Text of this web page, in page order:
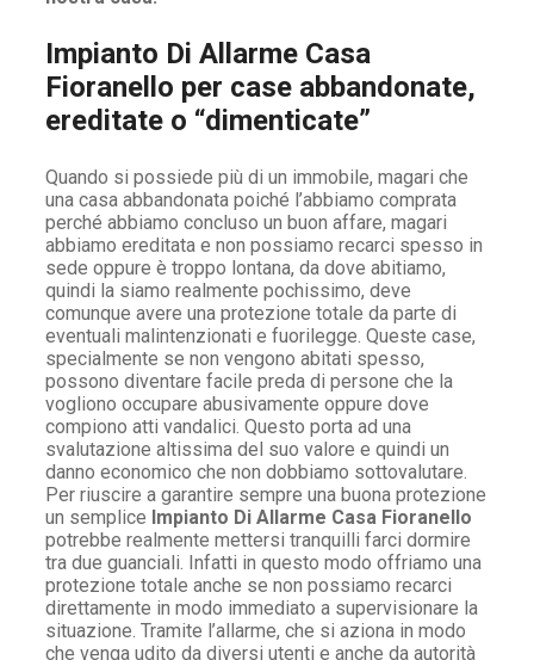
Impianto Di Allarme Casa
Fioranello per case abbandonate,
ereditate o “dimenticate”
Quando si possiede più di un immobile, magari che
una casa abbandonata poiché l’abbiamo comprata
perché abbiamo concluso un buon affare, magari
abbiamo ereditata e non possiamo recarci spesso in
sede oppure è troppo lontana, da dove abitiamo,
quindi la siamo realmente pochissimo, deve
comunque avere una protezione totale da parte di
eventuali malintenzionati e fuorilegge. Queste case,
specialmente se non vengono abitati spesso,
possono diventare facile preda di persone che la
vogliono occupare abusivamente oppure dove
compiono atti vandalici. Questo porta ad una
svalutazione altissima del suo valore e quindi un
danno economico che non dobbiamo sottovalutare.
Per riuscire a garantire sempre una buona protezione
un semplice Impianto Di Allarme Casa Fioranello
potrebbe realmente mettersi tranquilli farci dormire
tra due guanciali. Infatti in questo modo offriamo una
protezione totale anche se non possiamo recarci
direttamente in modo immediato a supervisionare la
situazione. Tramite l’allarme, che si aziona in modo
che venga udito da diversi utenti e anche da autorità